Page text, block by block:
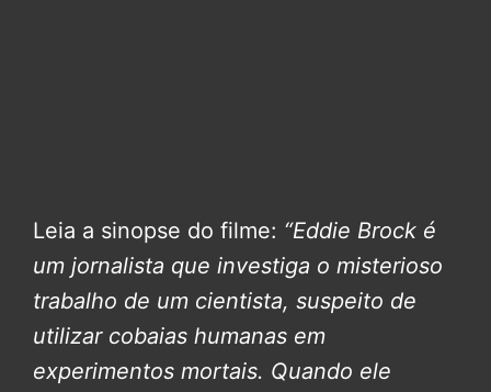
Leia a sinopse do filme: “Eddie Brock é
um jornalista que investiga o misterioso
trabalho de um cientista, suspeito de
utilizar cobaias humanas em
experimentos mortais. Quando ele